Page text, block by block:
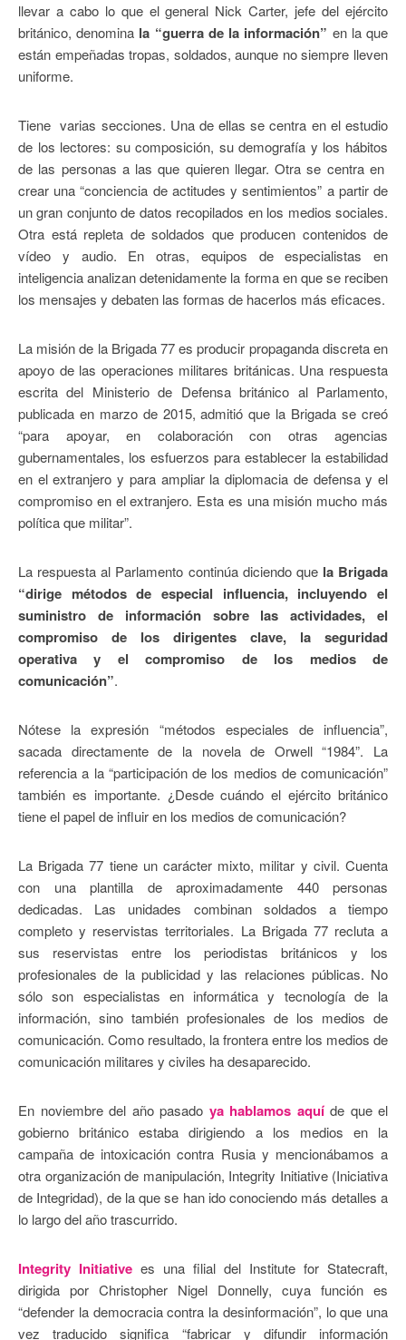
llevar a cabo lo que el general Nick Carter, jefe del ejército
británico, denomina la “guerra de la información” en la que
están empeñadas tropas, soldados, aunque no siempre lleven
uniforme.
Tiene varias secciones. Una de ellas se centra en el estudio
de los lectores: su composición, su demografía y los hábitos
de las personas a las que quieren llegar. Otra se centra en
crear una “conciencia de actitudes y sentimientos” a partir de
un gran conjunto de datos recopilados en los medios sociales.
Otra está repleta de soldados que producen contenidos de
vídeo y audio. En otras, equipos de especialistas en
inteligencia analizan detenidamente la forma en que se reciben
los mensajes y debaten las formas de hacerlos más eficaces.
La misión de la Brigada 77 es producir propaganda discreta en
apoyo de las operaciones militares británicas. Una respuesta
escrita del Ministerio de Defensa británico al Parlamento,
publicada en marzo de 2015, admitió que la Brigada se creó
“para apoyar, en colaboración con otras agencias
gubernamentales, los esfuerzos para establecer la estabilidad
en el extranjero y para ampliar la diplomacia de defensa y el
compromiso en el extranjero. Esta es una misión mucho más
política que militar”.
La respuesta al Parlamento continúa diciendo quela Brigada
“dirige métodos de especial influencia, incluyendo el
suministro de información sobre las actividades, el
compromiso de los dirigentes clave, la seguridad
operativa y el compromiso de los medios de
comunicación”.
Nótese la expresión “métodos especiales de influencia”,
sacada directamente de la novela de Orwell “1984”. La
referencia a la “participación de los medios de comunicación”
también es importante. ¿Desde cuándo el ejército británico
tiene el papel de influir en los medios de comunicación?
La Brigada 77 tiene un carácter mixto, militar y civil. Cuenta
con una plantilla de aproximadamente 440 personas
dedicadas. Las unidades combinan soldados a tiempo
completo y reservistas territoriales. La Brigada 77 recluta a
sus reservistas entre los periodistas británicos y los
profesionales de la publicidad y las relaciones públicas. No
sólo son especialistas en informática y tecnología de la
información, sino también profesionales de los medios de
comunicación. Como resultado, la frontera entre los medios de
comunicación militares y civiles ha desaparecido.
En noviembre del año pasado ya hablamos aquíde que el
gobierno británico estaba dirigiendo a los medios en la
campaña de intoxicación contra Rusia y mencionábamos a
otra organización de manipulación, Integrity Initiative (Iniciativa
de Integridad), de la que se han ido conociendo más detalles a
lo largo del año trascurrido.
Integrity Initiative es una filial del Institute for Statecraft,
dirigida por Christopher Nigel Donnelly, cuya función es
“defender la democracia contra la desinformación”, lo que una
vez traducido significa “fabricar y difundir información